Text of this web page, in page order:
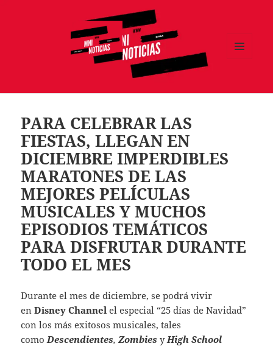
PARA CELEBRAR LAS
FIESTAS, LLEGAN EN
DICIEMBRE IMPERDIBLES
MARATONES DE LAS
MEJORES PELÍCULAS
MUSICALES Y MUCHOS
EPISODIOS TEMÁTICOS
PARA DISFRUTAR DURANTE
TODO EL MES
Durante el mes de diciembre, se podrá vivir
enDisney Channel el especial “25 días de Navidad”
con los más exitosos musicales, tales
comoDescendientes, Zombies yHigh School